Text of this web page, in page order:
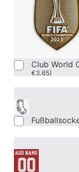
Club World
€3.65)